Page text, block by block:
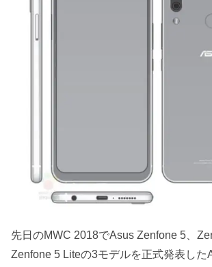
先日のMWC 2018でAsus Zenfone 5、
Zenfone 5 Liteの3モデルを正式発表した